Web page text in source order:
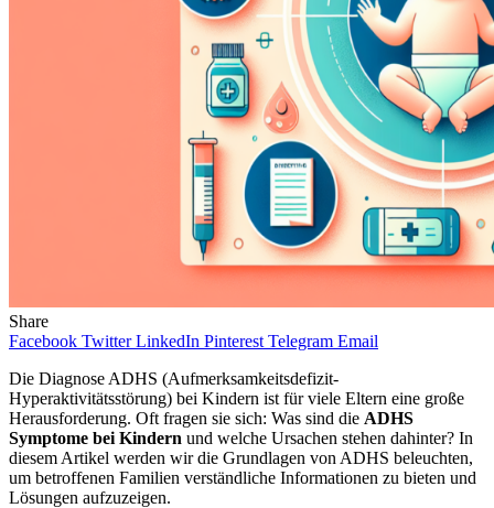
Share
Facebook Twitter LinkedIn Pinterest Telegram Email
Die Diagnose ADHS (Aufmerksamkeitsdefizit-
Hyperaktivitätsstörung) bei Kindern ist für viele Eltern eine große
Herausforderung. Oft fragen sie sich: Was sind die ADHS
Symptome bei Kindern und welche Ursachen stehen dahinter? In
diesem Artikel werden wir die Grundlagen von ADHS beleuchten,
um betroffenen Familien verständliche Informationen zu bieten und
Lösungen aufzuzeigen.